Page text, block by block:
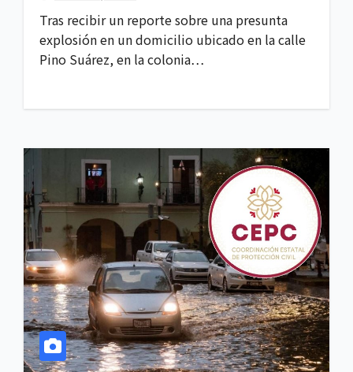
Tras recibir un reporte sobre una presunta
explosión en un domicilio ubicado en la calle
Pino Suárez, en la colonia…